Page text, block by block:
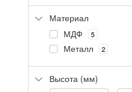
Материал
МДФ
5
Металл 2
Высота (мм)